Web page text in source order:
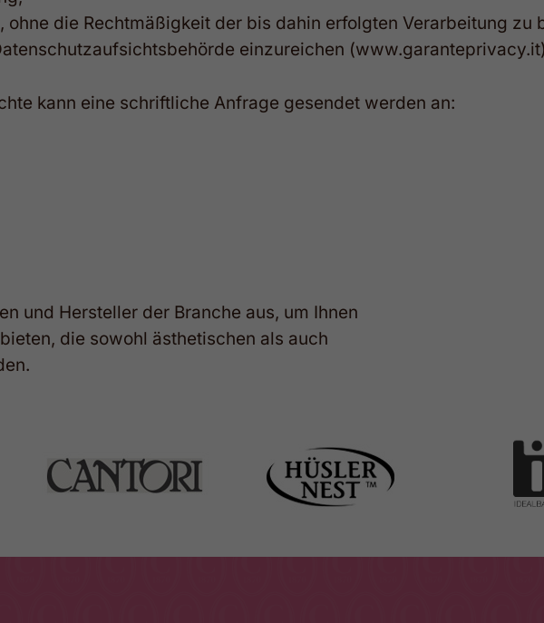
die Rechtmäßigkeit der bis dahin erfolgten Verarbeitung zu
einzureichen (www.garanteprivacy.it
kann eine schriftliche Anfrage gesendet werden an:
und Hersteller der Branche aus, um Ihnen
bieten, die sowohl ästhetischen als auch